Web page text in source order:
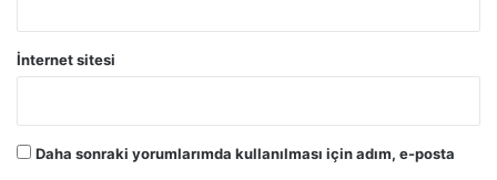
İnternet sitesi
Daha sonraki yorumlarımda kullanılması için adım, e-posta